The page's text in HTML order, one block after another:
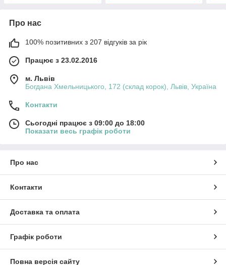
Про нас
100% позитивних з 207 відгуків за рік
Працює з 23.02.2016
м. Львів
Богдана Хмельницького, 172 (склад корок), Львів, Україна
Контакти
Сьогодні працює з 09:00 до 18:00
Показати весь графік роботи
Про нас
Контакти
Доставка та оплата
Графік роботи
Повна версія сайту